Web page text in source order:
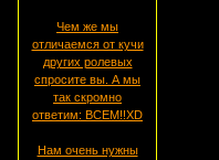
Чем же мы
отличаемся от кучи
других ролевых
спросите вы. А мы
так скромно
ответим: ВСЕМ!!XD
Нам очень нужны